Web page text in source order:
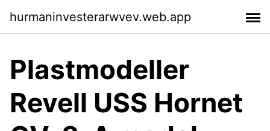
hurmaninvesterarwvev.web.app
Plastmodeller
Revell USS Hornet